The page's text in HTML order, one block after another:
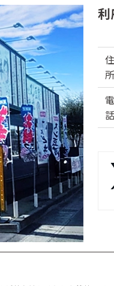
利
住
所
電
話